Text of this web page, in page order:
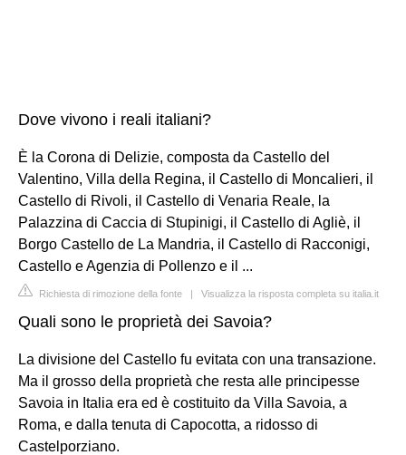
Dove vivono i reali italiani?
È la Corona di Delizie, composta da Castello del
Valentino, Villa della Regina, il Castello di Moncalieri, il
Castello di Rivoli, il Castello di Venaria Reale, la
Palazzina di Caccia di Stupinigi, il Castello di Agliè, il
Borgo Castello de La Mandria, il Castello di Racconigi,
Castello e Agenzia di Pollenzo e il ...
Richiesta di rimozione della fonte | Visualizza la risposta completa su italia.it
Quali sono le proprietà dei Savoia?
La divisione del Castello fu evitata con una transazione.
Ma il grosso della proprietà che resta alle principesse
Savoia in Italia era ed è costituito da Villa Savoia, a
Roma, e dalla tenuta di Capocotta, a ridosso di
Castelporziano.